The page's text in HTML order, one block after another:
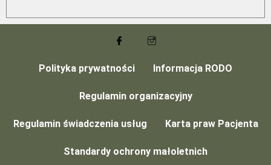
Polityka prywatności Informacja RODO
Regulamin organizacyjny
Regulamin świadczenia usług Karta praw Pacjenta
Standardy ochrony małoletnich